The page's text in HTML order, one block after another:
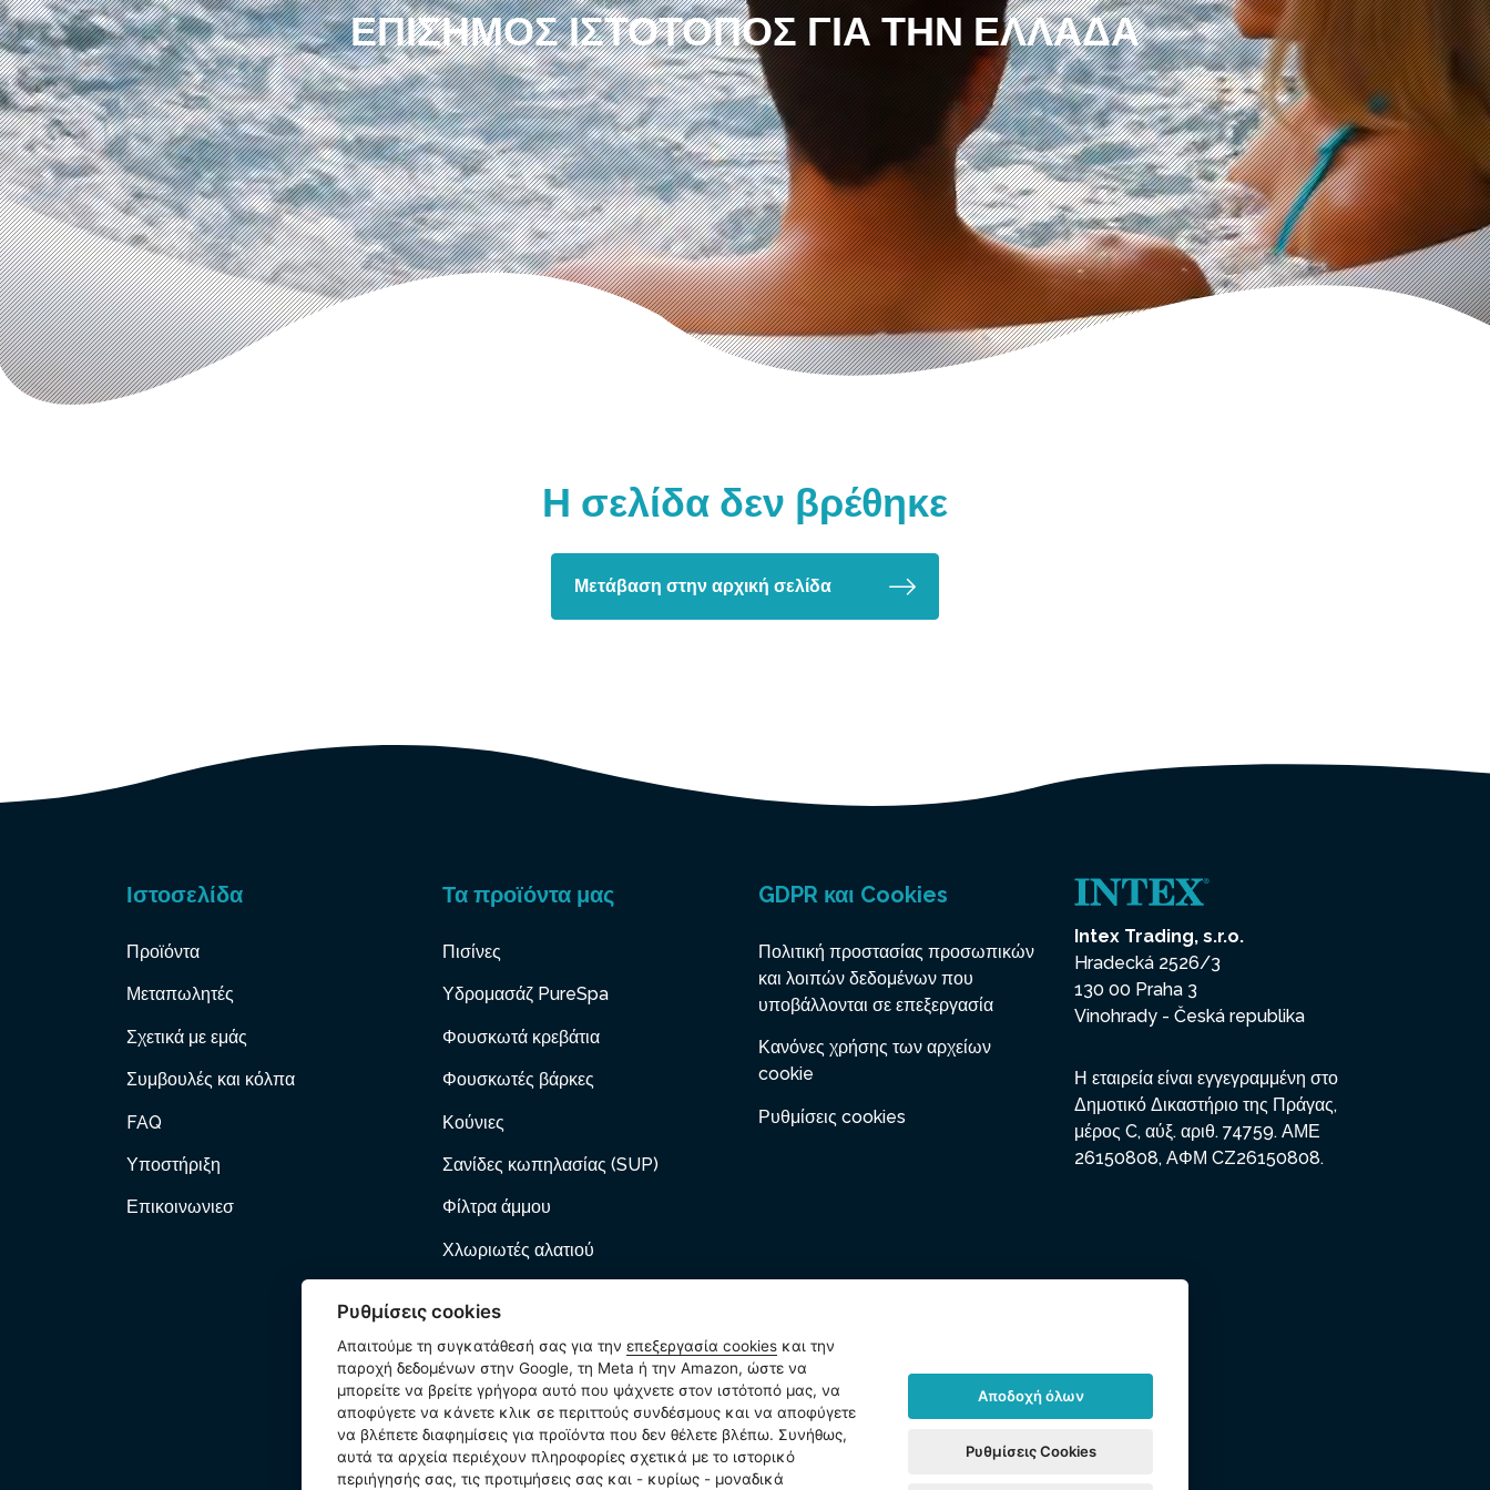
ΕΠΊΣΗΜΟΣ ΙΣΤΌΤΟΠΟΣ ΓΙΑ ΤΗΝ ΕΛΛΆΔΑ
Η σελίδα δεν βρέθηκε
Μετάβαση στην αρχική σελίδα
Ιστοσελίδα
Προϊόντα
Μεταπωλητές
Σχετικά με εμάς
Συμβουλές και κόλπα
FAQ
Υποστήριξη
Επικοινωνιεσ
Τα προϊόντα μας
Πισίνες
Υδρομασάζ PureSpa
Φουσκωτά κρεβάτια
Φουσκωτές βάρκες
Κούνιες
Σανίδες κωπηλασίας (SUP)
Φίλτρα άμμου
Χλωριωτές αλατιού
Αντλίες φουσκώματος
Φουσκωτά έπιπλα
Κατοικίδια
Εξαρτήματα
GDPR και Cookies
Πολιτική προστασίας προσωπικών
και λοιπών δεδομένων που
υποβάλλονται σε επεξεργασία
Κανόνες χρήσης των αρχείων
cookie
Ρυθμίσεις cookies
Intex Trading, s.r.o.
Hradecká 2526/3
130 00 Praha 3
Vinohrady - Česká republika
Η εταιρεία είναι εγγεγραμμένη στο
Δημοτικό Δικαστήριο της Πράγας,
μέρος C, αύξ. αριθ. 74759. ΑΜΕ
26150808, ΑΦΜ CZ26150808.
Ρυθμίσεις cookies
Απαιτούμε τη συγκατάθεσή σας για την επεξεργασία cookies και την
παροχή δεδομένων στην Google, τη Meta ή την Amazon, ώστε να
μπορείτε να βρείτε γρήγορα αυτό που ψάχνετε στον ιστότοπό μας, να
αποφύγετε να κάνετε κλικ σε περιττούς συνδέσμους και να αποφύγετε
να βλέπετε διαφημίσεις για προϊόντα που δεν θέλετε βλέπω. Συνήθως,
αυτά τα αρχεία περιέχουν πληροφορίες σχετικά με το ιστορικό
περιήγησής σας, τις προτιμήσεις σας και - κυρίως - μοναδικά
Αποδοχή όλων
Ρυθμίσεις Cookies